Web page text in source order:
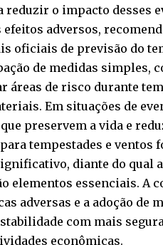
reduzir o impacto desses
adversos,
oficiais de previsão do
de medidas simples,
áreas de risco durante
Em situações de
preservem a vida e
tempestades e
diante do qual
elementos essenciais. A
adversas e a adoção de
com mais
econômicas.